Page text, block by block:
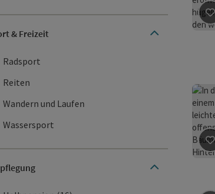
& Freizeit
Radsport
Reiten
Wandern und Laufen
Wassersport